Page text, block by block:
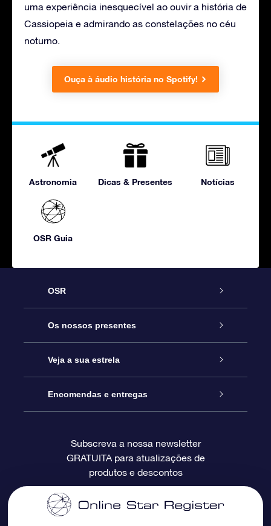
uma experiência inesquecível ao ouvir a história de
Cassiopeia e admirando as constelações no céu
noturno.
Ouça à áudio história no Spotify!
Astronomia Dicas & Presentes Notícias
OSR Guia
OSR
Serviço
Contactos
O Blog
Avaliações
Os nossos presentes
Prenda Star Online
Pacote Prenda OSR
O Cartão Presente OSR
Presentes corporativos
Veja a sua estrela
Registo de Estrela
Página de Estrela personalizada
Um Milhão de Estrelas
Encomendas e entregas
Informação de pagamento
Informação de envio
Subscreva a nossa newsletter
GRATUITA para atualizações de
produtos e descontos